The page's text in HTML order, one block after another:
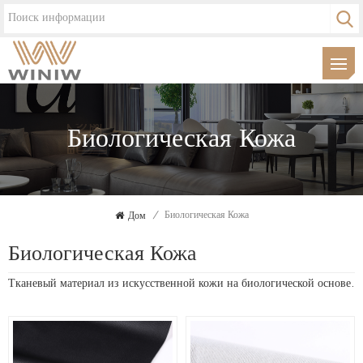
Биологическая Кожа
Дом / Биологическая Кожа
Биологическая Кожа
Тканевый материал из искусственной кожи на биологической основе.